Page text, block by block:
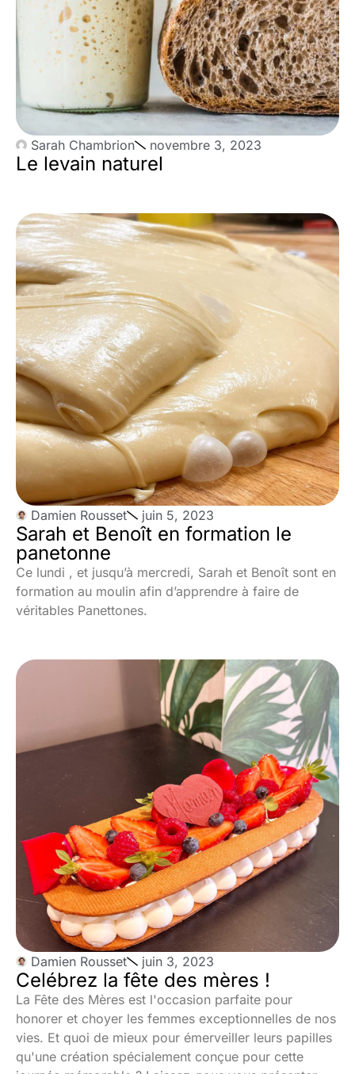
Sarah Chambrion novembre 3, 2023
Le levain naturel
Damien Rousset juin 5, 2023
Sarah et Benoît en formation le
panetonne
Ce lundi , et jusqu’à mercredi, Sarah et Benoît sont en
formation au moulin afin d’apprendre à faire de
véritables Panettones.
Damien Rousset juin 3, 2023
Celébrez la fête des mères !
La Fête des Mères est l'occasion parfaite pour
honorer et choyer les femmes exceptionnelles de nos
vies. Et quoi de mieux pour émerveiller leurs papilles
qu'une création spécialement conçue pour cette